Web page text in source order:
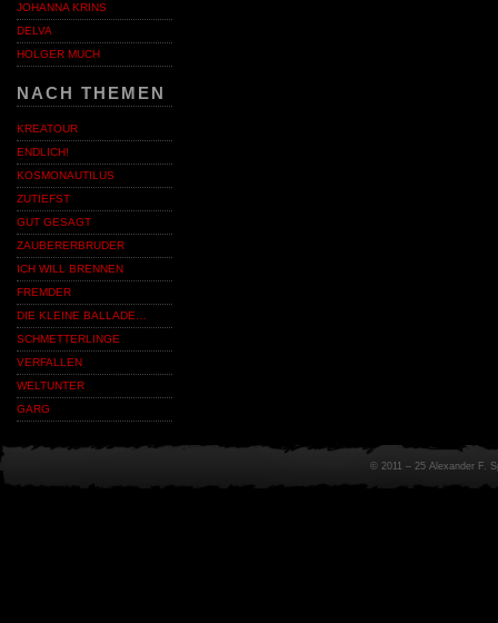
JOHANNA KRINS
DELVA
HOLGER MUCH
NACH THEMEN
KREATOUR
ENDLICH!
KOSMONAUTILUS
ZUTIEFST
GUT GESAGT
ZAUBERERBRUDER
ICH WILL BRENNEN
FREMDER
DIE KLEINE BALLADE…
SCHMETTERLINGE
VERFALLEN
WELTUNTER
GARG
© 2011 – 25 Alexander F.